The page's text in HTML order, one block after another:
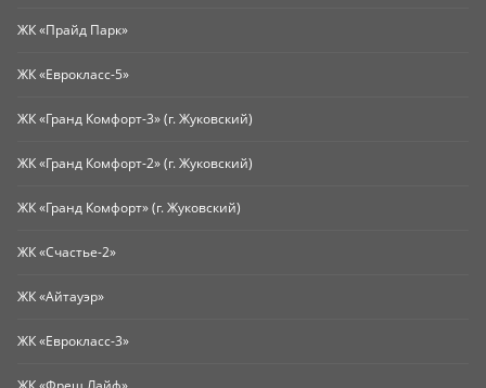
ЖК «Прайд Парк»
ЖК «Еврокласс-5»
ЖК «Гранд Комфорт-3» (г. Жуковский)
ЖК «Гранд Комфорт-2» (г. Жуковский)
ЖК «Гранд Комфорт» (г. Жуковский)
ЖК «Счастье-2»
ЖК «Айтауэр»
ЖК «Еврокласс-3»